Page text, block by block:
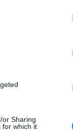
or Sharing
for which it